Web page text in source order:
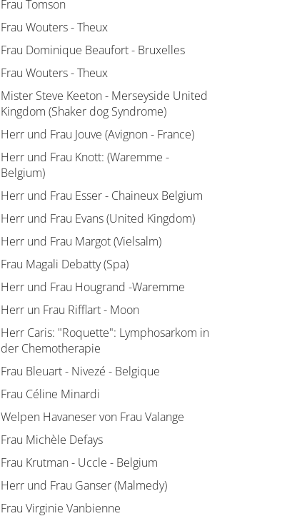
Frau Tomson
Frau Wouters - Theux
Frau Dominique Beaufort - Bruxelles
Frau Wouters - Theux
Mister Steve Keeton - Merseyside United
Kingdom (Shaker dog Syndrome)
Herr und Frau Jouve (Avignon - France)
Herr und Frau Knott: (Waremme -
Belgium)
Herr und Frau Esser - Chaineux Belgium
Herr und Frau Evans (United Kingdom)
Herr und Frau Margot (Vielsalm)
Frau Magali Debatty (Spa)
Herr und Frau Hougrand -Waremme
Herr un Frau Rifflart - Moon
Herr Caris: "Roquette": Lymphosarkom in
der Chemotherapie
Frau Bleuart - Nivezé - Belgique
Frau Céline Minardi
Welpen Havaneser von Frau Valange
Frau Michèle Defays
Frau Krutman - Uccle - Belgium
Herr und Frau Ganser (Malmedy)
Frau Virginie Vanbienne